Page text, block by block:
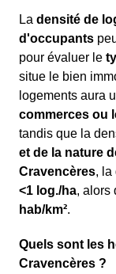
La densité de
d'occupants
pour évaluer le
situe le bien
logements aura
commerces ou
tandis que la
et de la nature
Cravencères, la
<1 log./ha, alors
hab/km².
Quels sont les
Cravencères ?